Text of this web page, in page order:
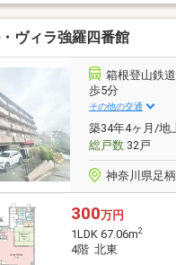
ヴィラ強羅四番館
箱根登山鉄
歩5分
その他の交通
築34年4ヶ月/地
総戸数32戸
神奈川県足
300万円
1LDK 67.06m2
4階 北東